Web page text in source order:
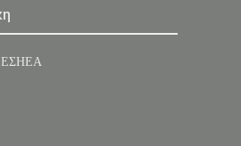
ΕΣHΕΑ